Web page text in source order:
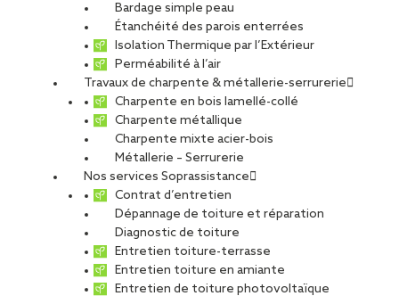
Bardage simple peau
Étanchéité des parois enterrées
Isolation Thermique par l’Extérieur
Perméabilité à l’air
Travaux de charpente & métallerie-serrurerie
Charpente en bois lamellé-collé
Charpente métallique
Charpente mixte acier-bois
Métallerie – Serrurerie
Nos services Soprassistance
Contrat d’entretien
Dépannage de toiture et réparation
Diagnostic de toiture
Entretien toiture-terrasse
Entretien toiture en amiante
Entretien de toiture photovoltaïque